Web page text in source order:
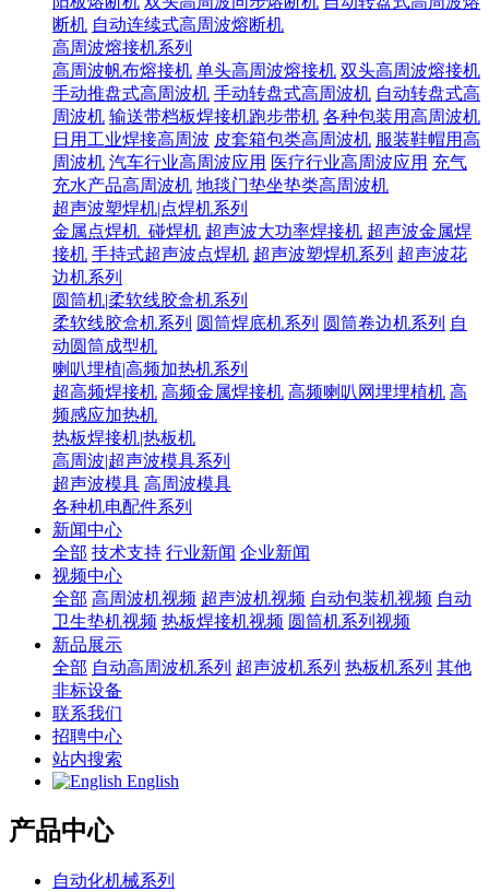
断机 自动连续式高周波熔断机
高周波熔接机系列
高周波帆布熔接机 单头高周波熔接机 双头高周波熔接机
手动推盘式高周波机 手动转盘式高周波机 自动转盘式高
周波机 输送带档板焊接机跑步带机 各种包装用高周波机
日用工业焊接高周波 皮套箱包类高周波机 服装鞋帽用高
周波机 汽车行业高周波应用 医疗行业高周波应用 充气
充水产品高周波机 地毯门垫坐垫类高周波机
超声波塑焊机|点焊机系列
金属点焊机_碰焊机 超声波大功率焊接机 超声波金属焊
接机 手持式超声波点焊机 超声波塑焊机系列 超声波花
边机系列
圆筒机|柔软线胶盒机系列
柔软线胶盒机系列 圆筒焊底机系列 圆筒卷边机系列 自
动圆筒成型机
喇叭埋植|高频加热机系列
超高频焊接机 高频金属焊接机 高频喇叭网埋埋植机 高
频感应加热机
热板焊接机|热板机
高周波|超声波模具系列
超声波模具 高周波模具
各种机电配件系列
新闻中心
全部 技术支持 行业新闻 企业新闻
视频中心
全部 高周波机视频 超声波机视频 自动包装机视频 自动
卫生垫机视频 热板焊接机视频 圆筒机系列视频
新品展示
全部 自动高周波机系列 超声波机系列 热板机系列 其他
非标设备
联系我们
招聘中心
站内搜索
English
产品中心
自动化机械系列